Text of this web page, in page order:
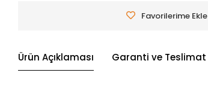
Favorilerime Ekle
Ürün Açıklaması Garanti ve Teslimat